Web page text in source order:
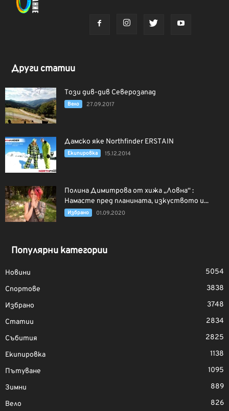
Други статии
Този див-див Северозапад
Вело 27.09.2017
Дамско яке Northfinder ERSTAIN
Екипировка 15.12.2014
Полина Димитрова от хижа „Ловна“ :
Намасте пред планината, изкуството и...
Избрано 01.09.2020
Популярни категории
Новини
5054
Спортове
3838
Избрано
3748
Статии
2834
Събития
2825
Екипировка
1138
Пътуване
1095
Зимни
889
Вело
826